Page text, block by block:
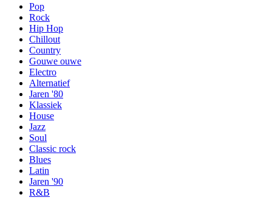
Pop
Rock
Hip Hop
Chillout
Country
Gouwe ouwe
Electro
Alternatief
Jaren '80
Klassiek
House
Jazz
Soul
Classic rock
Blues
Latin
Jaren '90
R&B